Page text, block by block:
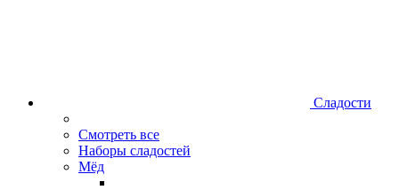
Сладости
Смотреть все
Наборы сладостей
Мёд